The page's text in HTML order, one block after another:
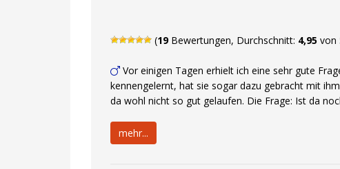
(19Bewertungen, Durchschnitt: 4,95 von
Vor einigen Tagen erhielt ich eine sehr gute
kennengelernt, hat sie sogar dazu gebracht mit
da wohl nicht so gut gelaufen. Die Frage: Ist da
mehr...